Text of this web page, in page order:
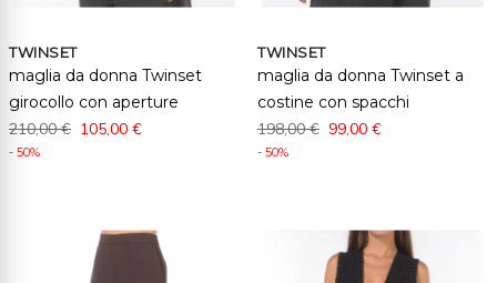
TWINSET
maglia da donna Twinset
girocollo con aperture
210,00 € 105,00 €
- 50%
TWINSET
maglia da donna Twinset a
costine con spacchi
198,00 € 99,00 €
- 50%